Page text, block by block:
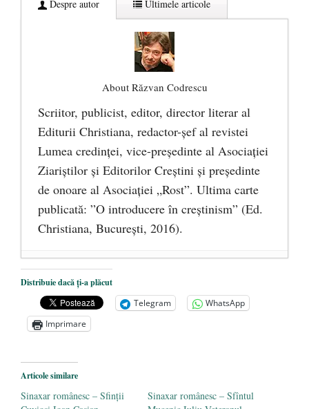
Despre autor Ultimele articole
About Răzvan Codrescu
Scriitor, publicist, editor, director literar al
Editurii Christiana, redactor-şef al revistei
Lumea credinţei, vice-preşedinte al Asociaţiei
Ziariştilor şi Editorilor Creştini şi preşedinte
de onoare al Asociaţiei „Rost”. Ultima carte
publicată: ”O introducere în creștinism” (Ed.
Christiana, Bucureşti, 2016).
DANA KONYA-PETRIȘOR, ÎNTRU
VEȘNICĂ POMENIRE
- 17 martie 2021
ÎNĂLȚATU-S-A! - 28 mai 2020
Sic credo – Francisco Franco (1892-1975)
Distribuie dacă ți-a plăcut
Telegram
WhatsApp
Imprimare
Articole similare
Sinaxar românesc – Sfinții
Sinaxar românesc – Sfîntul